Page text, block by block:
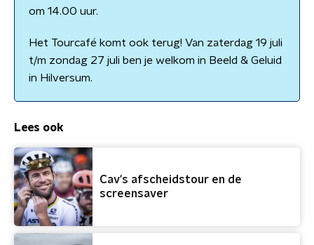
om 14.00 uur.
Het Tourcafé komt ook terug! Van zaterdag 19 juli
t/m zondag 27 juli ben je welkom in Beeld & Geluid
in Hilversum.
Lees ook
Cav's afscheidstour en de
screensaver